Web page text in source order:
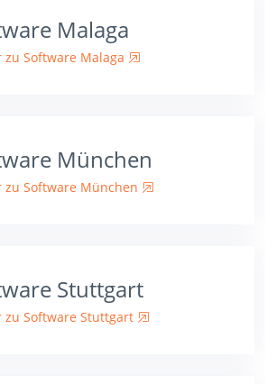
Malaga
zu Software Malaga
München
zu Software München
Stuttgart
zu Software Stuttgart